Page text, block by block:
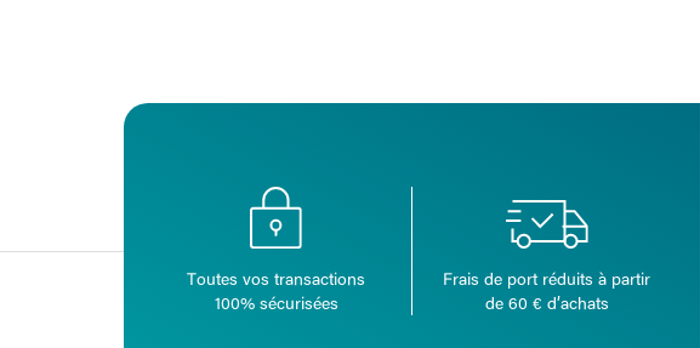
Toutes vos transactions
100% sécurisées
Frais de port réduits à partir
de 60 € d’achats